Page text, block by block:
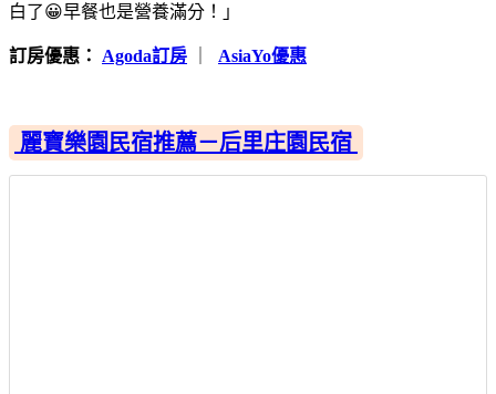
白了😀早餐也是營養滿分！」
訂房優惠： Agoda訂房 AsiaYo優惠
麗寶樂園民宿推薦－后里庄園民宿